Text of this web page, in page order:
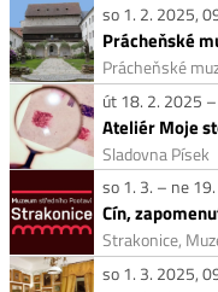
so 1. 2. 2025,
Prácheňské
Prácheňské
út 18. 2. 2025
Ateliér Moje
Sladovna Písek
so 1. 3. – ne
Cín,
Strakonice,
so 1. 3. 2025,